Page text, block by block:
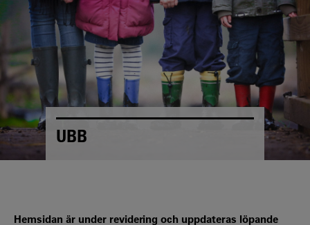
UBB
Hemsidan är under revidering och uppdateras löpande